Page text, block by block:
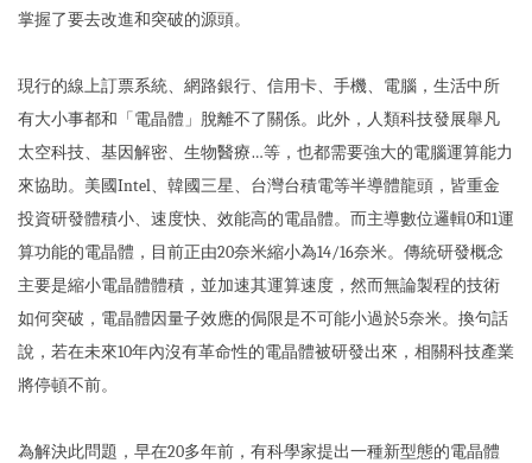
掌握了要去改進和突破的源頭。
現行的線上訂票系統、網路銀行、信用卡、手機、電腦，生活中所
有大小事都和「電晶體」脫離不了關係。此外，人類科技發展舉凡
太空科技、基因解密、生物醫療…等，也都需要強大的電腦運算能力
來協助。美國Intel、韓國三星、台灣台積電等半導體龍頭，皆重金
投資研發體積小、速度快、效能高的電晶體。而主導數位邏輯0和1運
算功能的電晶體，目前正由20奈米縮小為14/16奈米。傳統研發概念
主要是縮小電晶體體積，並加速其運算速度，然而無論製程的技術
如何突破，電晶體因量子效應的侷限是不可能小過於5奈米。換句話
說，若在未來10年內沒有革命性的電晶體被研發出來，相關科技產業
將停頓不前。
為解決此問題，早在20多年前，有科學家提出一種新型態的電晶體